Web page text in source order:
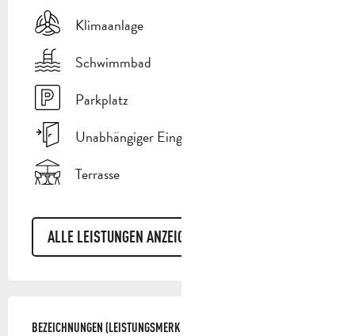
Klimaanlage
Schwimmbad
Parkplatz
Unabhängiger Eingang
Terrasse
ALLE LEISTUNGEN ANZEIGEN
BEZEICHNUNGEN (LEISTUNGSMERKMALE)
BEZEICHNUNGEN (LEISTUNGSMERKMALE)